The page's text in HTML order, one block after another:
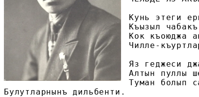
Кунь этеги
Къызыл
Кок къоюджа
Чилле-
Яз геджеси
Алтын пуллы
Туман болып
Булутларнынъ дильбенти.